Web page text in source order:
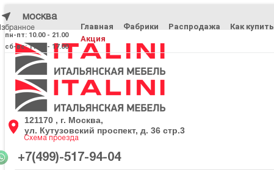
москва
пн-пт: 10.00 - 21.00
сб-вс: 11.00 - 17.00
Главная Фабрики Распродажа Как купить
Акция
121170 , г. Москва,
ул. Кутузовский проспект, д. 36 стр.3
Схема проезда
+7(499)-517-94-04